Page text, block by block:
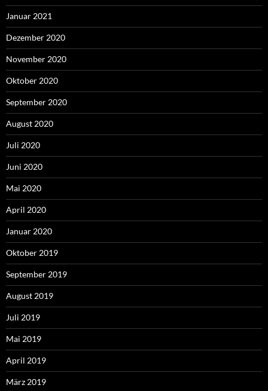
Januar 2021
Dezember 2020
November 2020
Oktober 2020
September 2020
August 2020
Juli 2020
Juni 2020
Mai 2020
April 2020
Januar 2020
Oktober 2019
September 2019
August 2019
Juli 2019
Mai 2019
April 2019
März 2019